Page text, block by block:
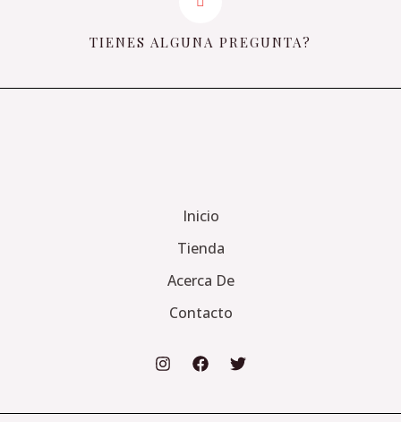
TIENES ALGUNA PREGUNTA?
Inicio
Tienda
Acerca De
Contacto